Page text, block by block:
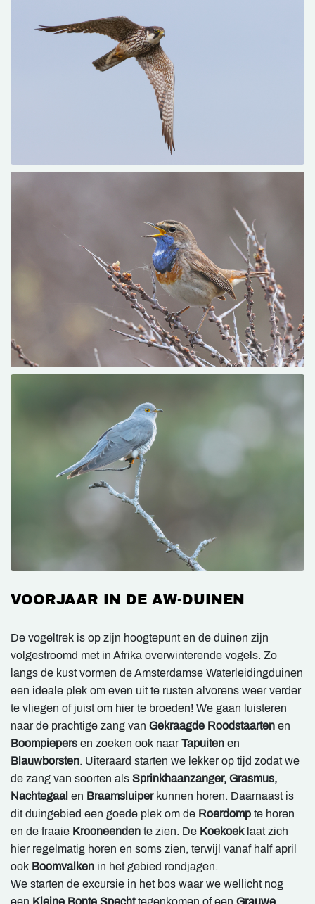
VOORJAAR IN DE AW-DUINEN
De vogeltrek is op zijn hoogtepunt en de duinen zijn
volgestroomd met in Afrika overwinterende vogels. Zo
langs de kust vormen de Amsterdamse Waterleidingduinen
een ideale plek om even uit te rusten alvorens weer verder
te vliegen of juist om hier te broeden! We gaan luisteren
naar de prachtige zang van Gekraagde Roodstaarten en
Boompiepers en zoeken ook naarTapuiten en
Blauwborsten. Uiteraard starten we lekker op tijd zodat we
de zang van soorten als Sprinkhaanzanger, Grasmus,
Nachtegaal en Braamsluiper kunnen horen. Daarnaast is
dit duingebied een goede plek om de Roerdomp te horen
en de fraaie Krooneenden te zien. De Koekoeklaat zich
hier regelmatig horen en soms zien, terwijl vanaf half april
ook Boomvalken in het gebied rondjagen.
We starten de excursie in het bos waar we wellicht nog
een Kleine Bonte Spechttegenkomen of een Grauwe